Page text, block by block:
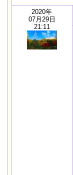
2020年
07月29日
21:11